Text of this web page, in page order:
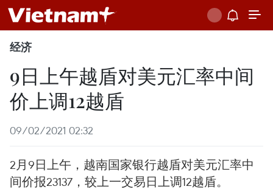
经济
9日上午越盾对美元汇率中间
价上调12越盾
09/02/2021 02:32
2月9日上午，越南国家银行越盾对美元汇率中
间价报23137，较上一交易日上调12越盾。